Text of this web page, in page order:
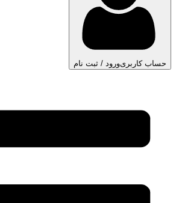
حساب کاربریورود / ثبت نام